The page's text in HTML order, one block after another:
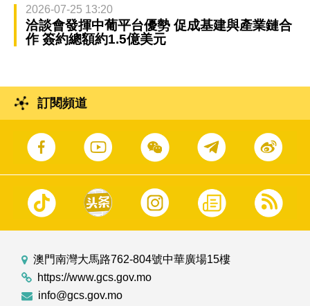
2026-07-25 13:20
洽談會發揮中葡平台優勢 促成基建與產業鏈合
作 簽約總額約1.5億美元
訂閱頻道
澳門南灣大馬路762-804號中華廣場15樓
https://www.gcs.gov.mo
info@gcs.gov.mo